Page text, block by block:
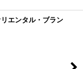
エンタル・ブラン